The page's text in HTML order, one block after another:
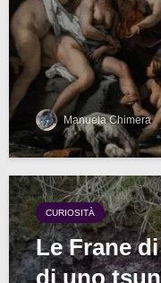
Manuela Chimera
CURIOSITÀ
Le Frane